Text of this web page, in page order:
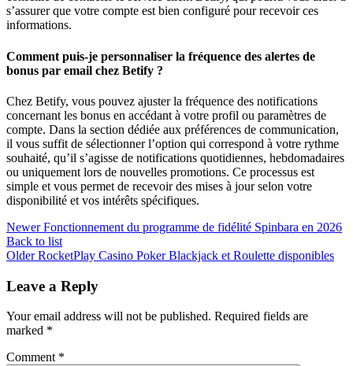
s’assurer que votre compte est bien configuré pour recevoir ces
informations.
Comment puis-je personnaliser la fréquence des alertes de
bonus par email chez Betify ?
Chez Betify, vous pouvez ajuster la fréquence des notifications
concernant les bonus en accédant à votre profil ou paramètres de
compte. Dans la section dédiée aux préférences de communication,
il vous suffit de sélectionner l’option qui correspond à votre rythme
souhaité, qu’il s’agisse de notifications quotidiennes, hebdomadaires
ou uniquement lors de nouvelles promotions. Ce processus est
simple et vous permet de recevoir des mises à jour selon votre
disponibilité et vos intérêts spécifiques.
Newer Fonctionnement du programme de fidélité Spinbara en 2026
Back to list
Older RocketPlay Casino Poker Blackjack et Roulette disponibles
Leave a Reply
Your email address will not be published. Required fields are
marked *
Comment *